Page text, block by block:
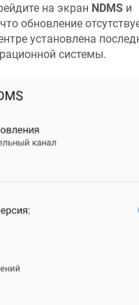
на экран NDMS и
обновление
установлена
системы.